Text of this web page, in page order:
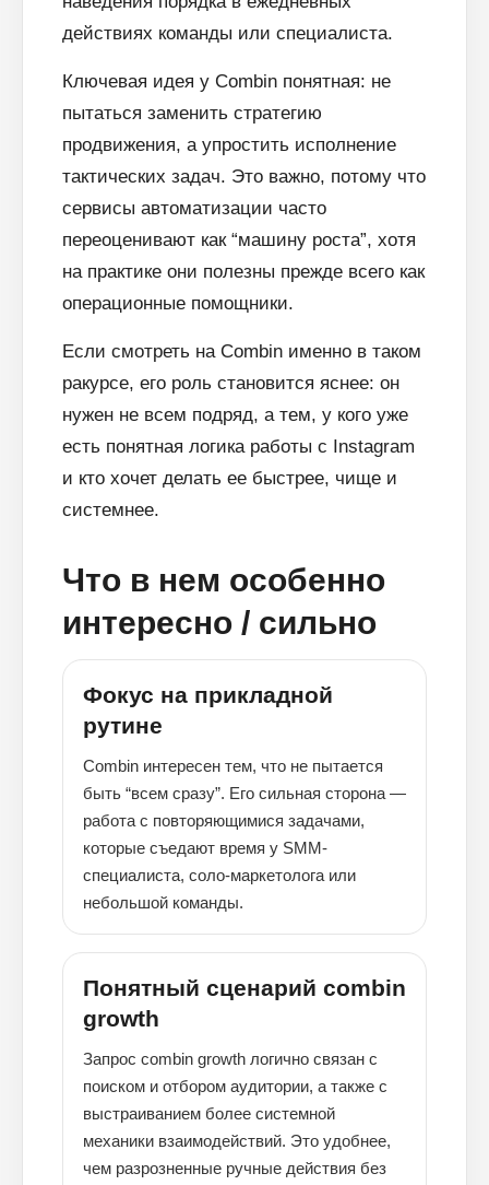
действиях команды или специалиста.
Ключевая идея у Combin понятная: не
пытаться заменить стратегию
продвижения, а упростить исполнение
тактических задач. Это важно, потому что
сервисы автоматизации часто
переоценивают как “машину роста”, хотя
на практике они полезны прежде всего как
операционные помощники.
Если смотреть на Combin именно в таком
ракурсе, его роль становится яснее: он
нужен не всем подряд, а тем, у кого уже
есть понятная логика работы с Instagram
и кто хочет делать ее быстрее, чище и
системнее.
Что в нем особенно
интересно / сильно
Фокус на прикладной
рутине
Combin интересен тем, что не пытается
быть “всем сразу”. Его сильная сторона —
работа с повторяющимися задачами,
которые съедают время у SMM-
специалиста, соло-маркетолога или
небольшой команды.
Понятный сценарий combin
growth
Запрос combin growth логично связан с
поиском и отбором аудитории, а также с
выстраиванием более системной
механики взаимодействий. Это удобнее,
чем разрозненные ручные действия без